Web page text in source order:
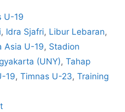
U-19
, Idra Sjafri, Libur Lebaran,
Asia U-19, Stadion
(UNY), Tahap
19, Timnas U-23, Training